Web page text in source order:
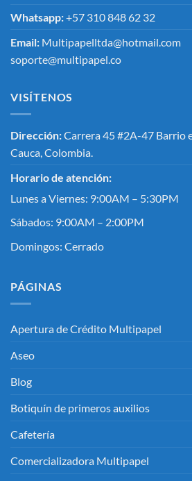
Whatsapp:+57 310 848 62 32
Email: Multipapelltda@hotmail.com
soporte@multipapel.co
VISÍTENOS
Dirección:Carrera 45 #2A-47 Barrio
Cauca, Colombia.
Horario de atención:
Lunes a Viernes: 9:00AM – 5:30PM
Sábados: 9:00AM – 2:00PM
Domingos: Cerrado
PÁGINAS
Apertura de Crédito Multipapel
Aseo
Blog
Botiquín de primeros auxilios
Cafetería
Comercializadora Multipapel